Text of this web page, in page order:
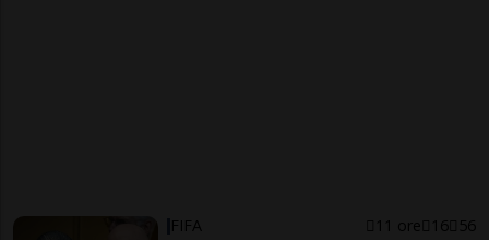
FIFA 11 ore 16 56